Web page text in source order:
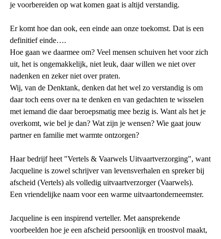
je voorbereiden op wat komen gaat is altijd verstandig.
Er komt hoe dan ook, een einde aan onze toekomst. Dat is een
definitief einde….
Hoe gaan we daarmee om? Veel mensen schuiven het voor zich
uit, het is ongemakkelijk, niet leuk, daar willen we niet over
nadenken en zeker niet over praten.
Wij, van de Denktank, denken dat het wel zo verstandig is om
daar toch eens over na te denken en van gedachten te wisselen
met iemand die daar beroepsmatig mee bezig is. Want als het je
overkomt, wie bel je dan? Wat zijn je wensen? Wie gaat jouw
partner en familie met warmte ontzorgen?
Haar bedrijf heet "Vertels & Vaarwels Uitvaartverzorging", want
Jacqueline is zowel schrijver van levensverhalen en spreker bij
afscheid (Vertels) als volledig uitvaartverzorger (Vaarwels).
Een vriendelijke naam voor een warme uitvaartonderneemster.
Jacqueline is een inspirend verteller. Met aansprekende
voorbeelden hoe je een afscheid persoonlijk en troostvol maakt,